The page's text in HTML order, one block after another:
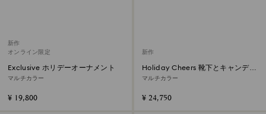
新作
オンライン限定
Exclusive ホリデーオーナメント
マルチカラー
¥ 19,800
新作
Holiday Cheers 靴下とキャンディ
ー ボール オーナメント
マルチカラー
¥ 24,750